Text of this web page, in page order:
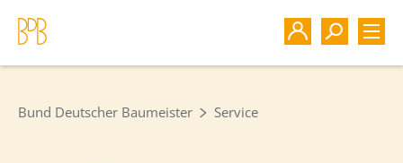
Bund Deutscher Baumeister Service